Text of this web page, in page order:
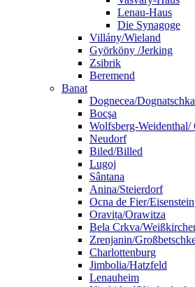
Lenau-Haus
Die Synagoge
Villány/Wieland
Györköny /Jerking
Zsibrik
Beremend
Banat
Dognecea/Dognatschka
Bocşa
Wolfsberg-Weidenthal/
Neudorf
Biled/Billed
Lugoj
Sântana
Anina/Steierdorf
Ocna de Fier/Eisenstein
Oravița/Orawitza
Bela Crkva/
Zrenjanin/
Charlottenburg
Jimbolia/Hatzfeld
Lenauheim